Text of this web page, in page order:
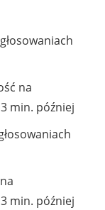
na
min. później
min. później